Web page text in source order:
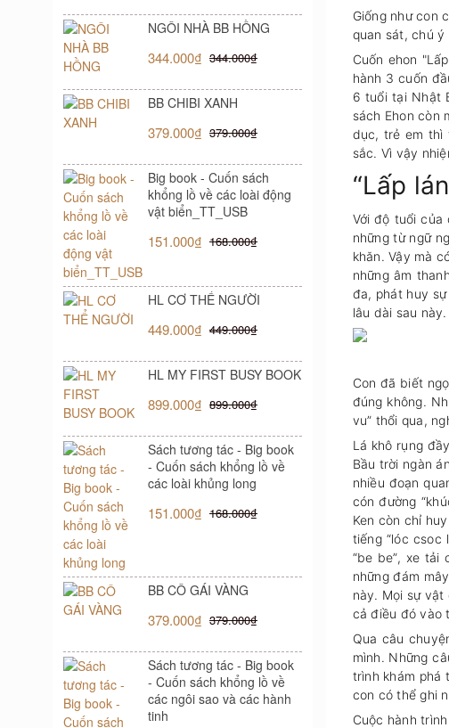
NGÔI NHÀ BB HỒNG
344.000₫ 344.000₫
BB CHIBI XANH
379.000₫ 379.000₫
Big book - Cuốn sách
khổng lồ về các loài động
vật biển_TT_USB
151.000₫ 168.000₫
HL CƠ THỂ NGƯỜI
449.000₫ 449.000₫
HL MY FIRST BUSY BOOK
899.000₫ 899.000₫
Sách tương tác - Big book
- Cuốn sách khổng lồ về
các loài khủng long
151.000₫ 168.000₫
BB CÔ GÁI VÀNG
379.000₫ 379.000₫
Sách tương tác - Big book
- Cuốn sách khổng lồ về
các ngôi sao và các hành
tinh
Giống như con
quan sát, chú
Cuốn ehon
hành 3 cuốn
6 tuổi tại Nhật
sách Ehon còn
dục, trẻ em thì
sắc. Vì vậy
“Lấp
Với độ tuổi
những từ ngữ
khăn. Vậy mà
những âm
đa, phát huy
lâu dài sau này.
Con đã biết
đúng không.
vu” thổi qua,
Lá khô rụng
Bầu trời ngàn
nhiều đoạn
cón đường
Ken còn chỉ
tiếng “lóc csoc
“be be”, xe tải
những đám
này. Mọi sự
cả điều đó vào
Qua câu
mình. Những
trình khám phá
con có thể ghi
Cuộc hành